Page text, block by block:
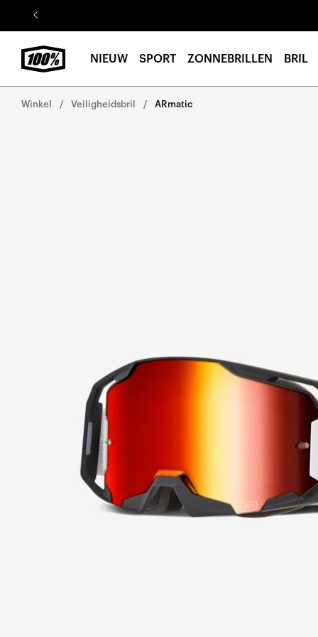
de
NIEUW SPORT ZONNEBRILLEN BRIL
Winkel Veiligheidsbril ARmatic